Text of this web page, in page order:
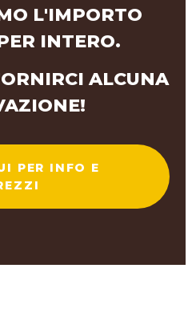
L'IMPORTO
INTERO.
ALCUNA
PER INFO E